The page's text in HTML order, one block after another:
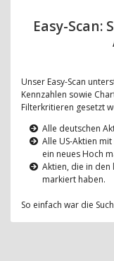
Easy-
Unser Easy-Scan
Kennzahlen sowie
Filterkritieren gesetzt
Alle deutschen
Alle US-Aktien
ein neues Hoch
Aktien, die in den
markiert haben.
So einfach war die